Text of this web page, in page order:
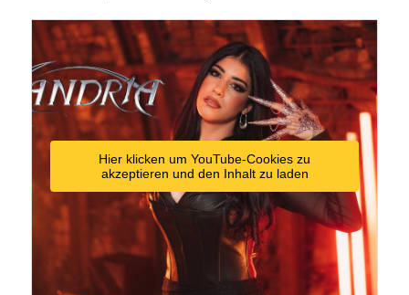
Hier klicken um YouTube-Cookies zu
akzeptieren und den Inhalt zu laden